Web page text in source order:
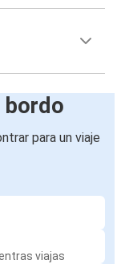
bordo
para un viaje
viajas